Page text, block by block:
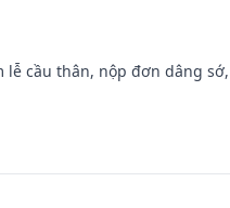
cầu thân, nộp đơn dâng